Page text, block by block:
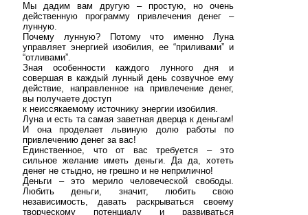
Мы дадим вам другую – простую, но очень
действенную программу привлечения денег –
лунную.
Почему лунную? Потому что именно Луна
управляет энергией изобилия, ее “приливами” и
“отливами”.
Зная особенности каждого лунного дня и
совершая в каждый лунный день созвучное ему
действие, направленное на привлечение денег,
вы получаете доступ
к неиссякаемому источнику энергии изобилия.
Луна и есть та самая заветная дверца к деньгам!
И она проделает львиную долю работы по
привлечению денег за вас!
Единственное, что от вас требуется – это
сильное желание иметь деньги. Да да, хотеть
денег не стыдно, не грешно и не неприлично!
Деньги – это мерило человеческой свободы.
Любить деньги, значит, любить свою
независимость, давать раскрываться своему
творческому потенциалу и развиваться